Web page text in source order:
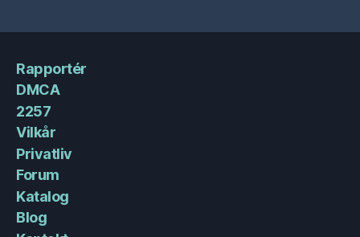
Rapportér
DMCA
2257
Vilkår
Privatliv
Forum
Katalog
Blog